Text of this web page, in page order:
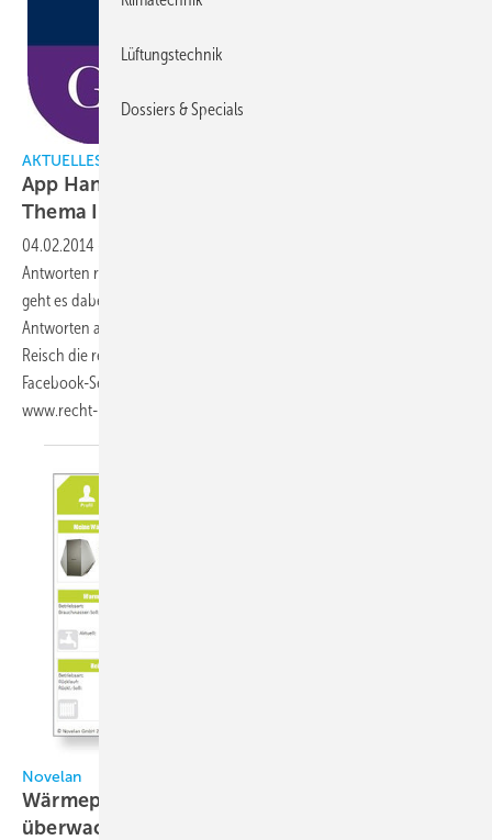
AKTUELLES
App Handwerk & Recht: Neue Kategorie zum
Thema Internet und
04.02.2014
Antworten rund um das Thema Internet und Recht. Insbesondere
geht es dabei um rechtliche Fallstricke bei der eigenen Website. In den
Antworten auf 12 Fragen verrät Gastautorin und Rechtsanwältin Julia
Reisch die rechtlichen Grundlagen in Bezug auf die betriebseigene
Facebook-Seite und Webpage. Gratis-Download der App unter
www.recht-handwerker.de
Novelan
Wärmepumpe über das Internet einstellen und
überwachen
Lüftungstechnik
Dossiers & Specials